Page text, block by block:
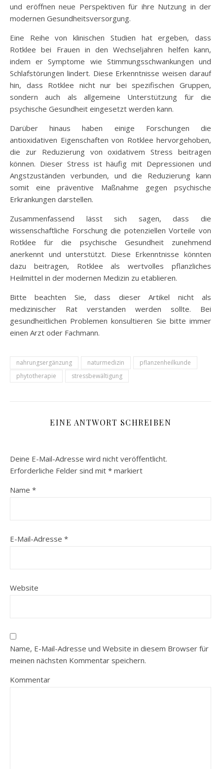
und eröffnen neue Perspektiven für ihre Nutzung in der
modernen Gesundheitsversorgung.
Eine Reihe von klinischen Studien hat ergeben, dass
Rotklee bei Frauen in den Wechseljahren helfen kann,
indem er Symptome wie Stimmungsschwankungen und
Schlafstörungen lindert. Diese Erkenntnisse weisen darauf
hin, dass Rotklee nicht nur bei spezifischen Gruppen,
sondern auch als allgemeine Unterstützung für die
psychische Gesundheit eingesetzt werden kann.
Darüber hinaus haben einige Forschungen die
antioxidativen Eigenschaften von Rotklee hervorgehoben,
die zur Reduzierung von oxidativem Stress beitragen
können. Dieser Stress ist häufig mit Depressionen und
Angstzuständen verbunden, und die Reduzierung kann
somit eine präventive Maßnahme gegen psychische
Erkrankungen darstellen.
Zusammenfassend lässt sich sagen, dass die
wissenschaftliche Forschung die potenziellen Vorteile von
Rotklee für die psychische Gesundheit zunehmend
anerkennt und unterstützt. Diese Erkenntnisse könnten
dazu beitragen, Rotklee als wertvolles pflanzliches
Heilmittel in der modernen Medizin zu etablieren.
Bitte beachten Sie, dass dieser Artikel nicht als
medizinischer Rat verstanden werden sollte. Bei
gesundheitlichen Problemen konsultieren Sie bitte immer
einen Arzt oder Fachmann.
nahrungsergänzung naturmedizin
pflanzenheilkunde
phytotherapie
stressbewältigung
EINE ANTWORT SCHREIBEN
Deine E-Mail-Adresse wird nicht veröffentlicht.
Erforderliche Felder sind mit * markiert
Name *
E-Mail-Adresse *
Website
Name, E-Mail-Adresse und Website in diesem Browser für
meinen nächsten Kommentar speichern.
Kommentar